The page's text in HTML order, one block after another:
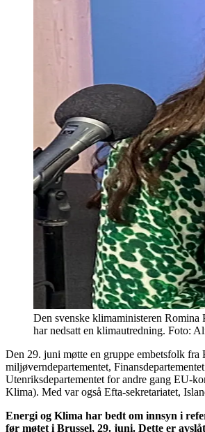
Den svenske klimaministeren Romina
har nedsatt en klimautredning. Foto:
Den 29. juni møtte en gruppe embetsfolk fra
miljøverndepartementet,
Utenriksdepartementet for andre gang EU-
Klima). Med var også Efta-sekretariatet,
Energi og Klima har bedt om innsyn i
før møtet i Brussel, 29. juni. Dette er